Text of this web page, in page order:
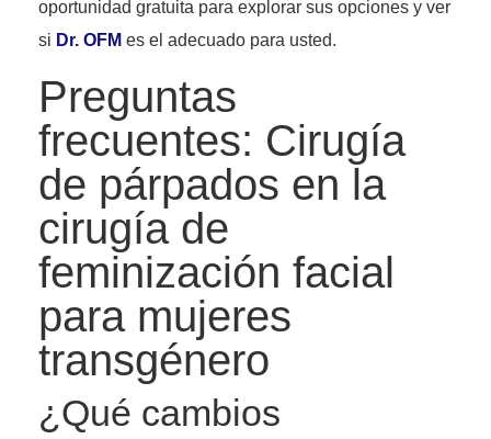
oportunidad gratuita para explorar sus opciones y ver
si Dr. OFM es el adecuado para usted.
Preguntas
frecuentes: Cirugía
de párpados en la
cirugía de
feminización facial
para mujeres
transgénero
¿Qué cambios